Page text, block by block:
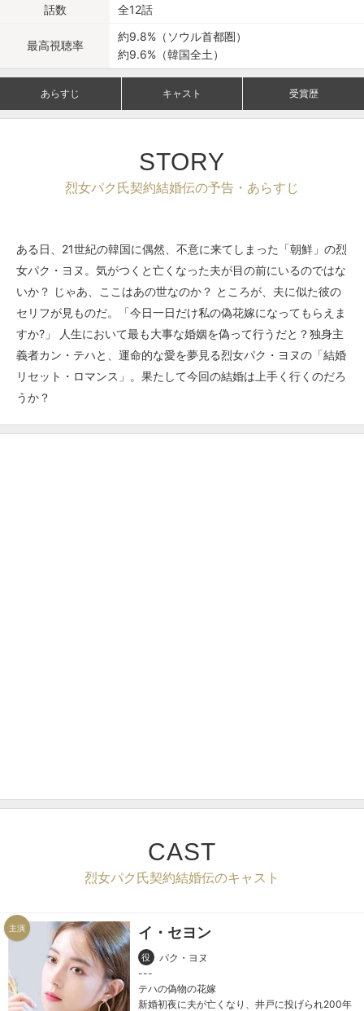
話数
全12話
最高視聴率
約9.8%（ソウル首都圏）
約9.6%（韓国全土）
あらすじ キャスト 受賞歴
STORY
烈女パク氏契約結婚伝の予告・あらすじ
ある日、21世紀の韓国に偶然、不意に来てしまった「朝鮮」の烈
女パク・ヨヌ。気がつくと亡くなった夫が目の前にいるのではな
いか？ じゃあ、ここはあの世なのか？ ところが、夫に似た彼の
セリフが見ものだ。「今日一日だけ私の偽花嫁になってもらえま
すか?」 人生において最も大事な婚姻を偽って行うだと？独身主
義者カン・テハと、運命的な愛を夢見る烈女パク・ヨヌの「結婚
リセット・ロマンス」。果たして今回の結婚は上手く行くのだろ
うか？
CAST
烈女パク氏契約結婚伝のキャスト
主演 イ・セヨン
役 パク・ヨヌ
テハの偽物の花嫁
新婚初夜に夫が亡くなり、井戸に投げられ200年